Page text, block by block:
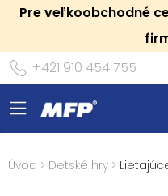
Pre veľkoobchodné
+421 910 454 755
Úvod > Detské hry >